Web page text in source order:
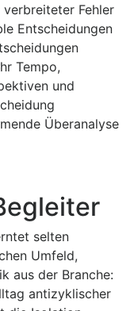
Fehler
Entscheidungen
Tempo,
und
Überanalyse
selten
Umfeld,
aus der Branche:
antizyklischer